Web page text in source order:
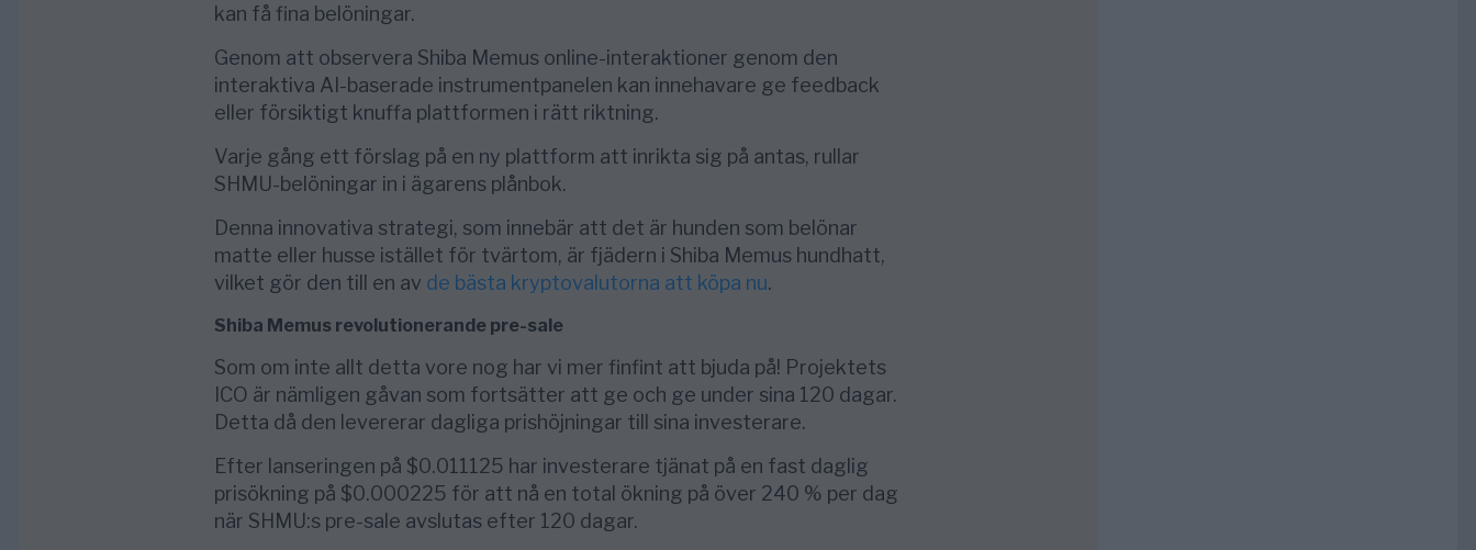
kan få fina belöningar.
Genom att observera Shiba Memus online-interaktioner genom den
interaktiva AI-baserade instrumentpanelen kan innehavare ge feedback
eller försiktigt knuffa plattformen i rätt riktning.
Varje gång ett förslag på en ny plattform att inrikta sig på antas, rullar
SHMU-belöningar in i ägarens plånbok.
Denna innovativa strategi, som innebär att det är hunden som belönar
matte eller husse istället för tvärtom, är fjädern i Shiba Memus hundhatt,
vilket gör den till en av de bästa kryptovalutorna att köpa nu.
Shiba Memus revolutionerande pre-sale
Som om inte allt detta vore nog har vi mer finfint att bjuda på! Projektets
ICO är nämligen gåvan som fortsätter att ge och ge under sina 120 dagar.
Detta då den levererar dagliga prishöjningar till sina investerare.
Efter lanseringen på $0.011125 har investerare tjänat på en fast daglig
prisökning på $0.000225 för att nå en total ökning på över 240 % per dag
när SHMU:s pre-sale avslutas efter 120 dagar.